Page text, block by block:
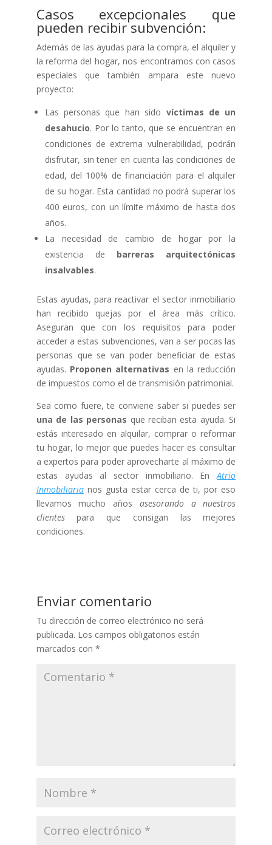
Casos excepcionales que
pueden recibir subvención:
Además de las ayudas para la compra, el alquiler y
la reforma del hogar, nos encontramos con casos
especiales que también ampara este nuevo
proyecto:
Las personas que han sido víctimas de un
desahucio. Por lo tanto, que se encuentran en
condiciones de extrema vulnerabilidad, podrán
disfrutar, sin tener en cuenta las condiciones de
edad, del 100% de financiación para el alquiler
de su hogar. Esta cantidad no podrá superar los
400 euros, con un límite máximo de hasta dos
años.
La necesidad de cambio de hogar por la
existencia de barreras arquitectónicas
insalvables.
Estas ayudas, para reactivar el sector inmobiliario
han recibido quejas por el área más crítico.
Aseguran que con los requisitos para poder
acceder a estas subvenciones, van a ser pocas las
personas que se van poder beneficiar de estas
ayudas. Proponen alternativas en la reducción
de impuestos como el de transmisión patrimonial.
Sea como fuere, te conviene saber si puedes ser
una de las personas que reciban esta ayuda. Si
estás interesado en alquilar, comprar o reformar
tu hogar, lo mejor que puedes hacer es consultar
a expertos para poder aprovecharte al máximo de
estas ayudas al sector inmobiliario. EnAtrio
Inmobiliaria nos gusta estar cerca de ti, por eso
llevamos mucho años asesorando a nuestros
clientespara que consigan las mejores
condiciones.
Enviar comentario
Tu dirección de correo electrónico no será
publicada. Los campos obligatorios están
marcados con *